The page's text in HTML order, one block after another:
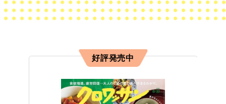
好評発売中